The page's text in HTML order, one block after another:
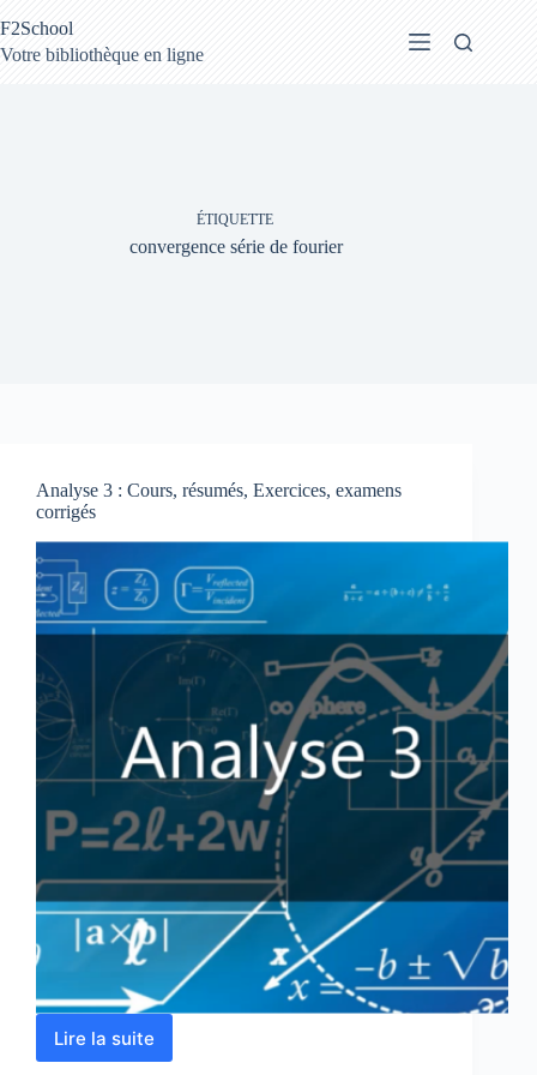
au
contenu
F2School
Votre bibliothèque en ligne
ÉTIQUETTE
convergence série de fourier
Analyse 3 : Cours, résumés, Exercices, examens
corrigés
Lire la suite
Analyse